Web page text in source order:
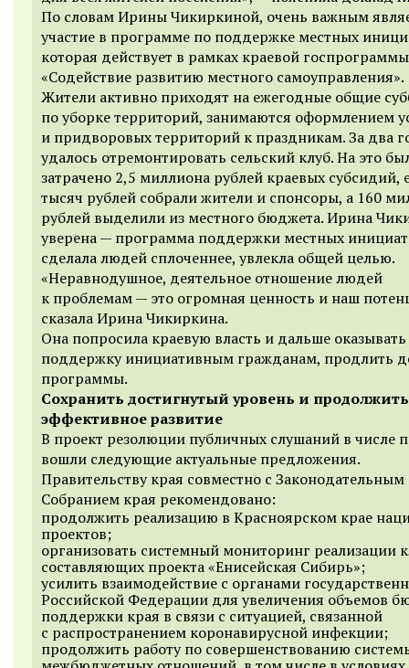
По словам Ирины Чикиркиной, очень важным
участие в программе по поддержке местных
которая действует в рамках краевой госпрограммы
«Содействие развитию местного самоуправления».
Жители активно приходят на ежегодные общие
по уборке территорий, занимаются оформлением
и придворовых территорий к праздникам. За два
удалось отремонтировать сельский клуб. На это
затрачено 2,5 миллиона рублей краевых субсидий,
тысяч рублей собрали жители и спонсоры, а 160
рублей выделили из местного бюджета. Ирина
уверена — программа поддержки местных
сделала людей сплоченнее, увлекла общей целью.
«Неравнодушное, деятельное отношение людей
к проблемам — это огромная ценность и наш
сказала Ирина Чикиркина.
Она попросила краевую власть и дальше оказывать
поддержку инициативным гражданам, продлить
программы.
Сохранить достигнутый уровень и продолжить
эффективное развитие
В проект резолюции публичных слушаний в числе
вошли следующие актуальные предложения.
Правительству края совместно с Законодательным
Собранием края рекомендовано:
продолжить реализацию в Красноярском крае
проектов;
организовать системный мониторинг реализации
составляющих проекта «Енисейская Сибирь»;
усилить взаимодействие с органами
Российской Федерации для увеличения объемов
поддержки края в связи с ситуацией, связанной
с распространением коронавирусной инфекции;
продолжить работу по совершенствованию